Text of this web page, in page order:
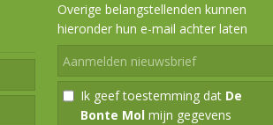
Overige belangstellenden kunnen
hieronder hun e-mail achter laten
Ik geef toestemming dat De
Bonte Mol mijn gegevens